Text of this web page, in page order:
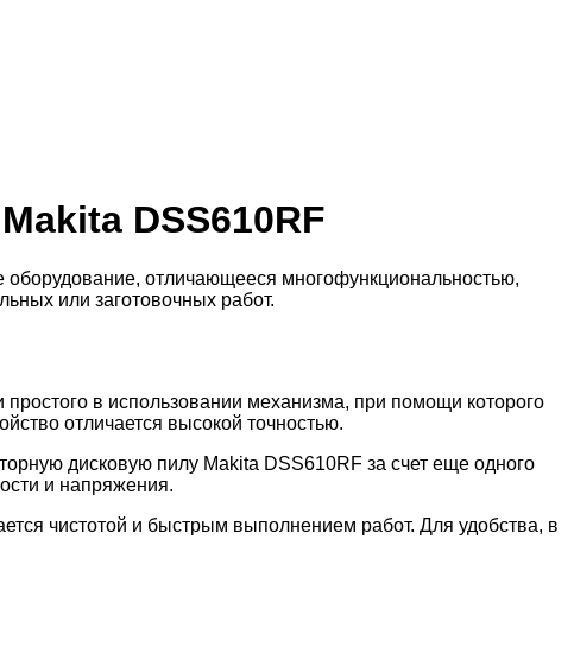
DSS610RF
оборудование, отличающееся многофункциональностью,
или заготовочных работ.
в использовании механизма, при помощи которого
отличается высокой точностью.
дисковую пилу Makita DSS610RF за счет еще одного
и напряжения.
чистотой и быстрым выполнением работ. Для удобства, в